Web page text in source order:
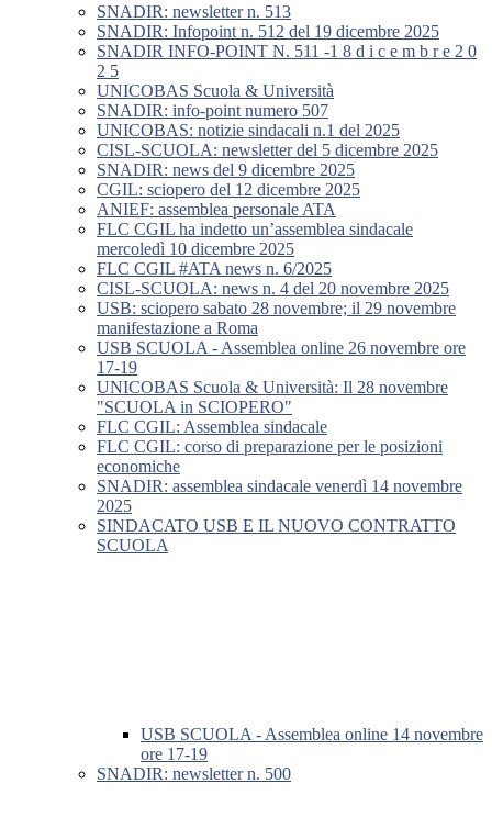
SNADIR: newsletter n. 513
SNADIR: Infopoint n. 512 del 19 dicembre 2025
SNADIR INFO-POINT N. 511 -1 8 d i c e m b r e 2 0
2 5
UNICOBAS Scuola & Università
SNADIR: info-point numero 507
UNICOBAS: notizie sindacali n.1 del 2025
CISL-SCUOLA: newsletter del 5 dicembre 2025
SNADIR: news del 9 dicembre 2025
CGIL: sciopero del 12 dicembre 2025
ANIEF: assemblea personale ATA
FLC CGIL ha indetto un’assemblea sindacale
mercoledì 10 dicembre 2025
FLC CGIL #ATA news n. 6/2025
CISL-SCUOLA: news n. 4 del 20 novembre 2025
USB: sciopero sabato 28 novembre; il 29 novembre
manifestazione a Roma
USB SCUOLA - Assemblea online 26 novembre ore
17-19
UNICOBAS Scuola & Università: Il 28 novembre
"SCUOLA in SCIOPERO"
FLC CGIL: Assemblea sindacale
FLC CGIL: corso di preparazione per le posizioni
economiche
SNADIR: assemblea sindacale venerdì 14 novembre
2025
SINDACATO USB E IL NUOVO CONTRATTO
SCUOLA
USB SCUOLA - Assemblea online 14 novembre
ore 17-19
SNADIR: newsletter n. 500